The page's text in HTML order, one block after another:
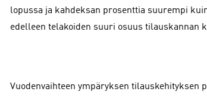
lopussa ja kahdeksan prosenttia suurempi
edelleen telakoiden suuri osuus tilauskannan
Vuodenvaihteen ympäryksen